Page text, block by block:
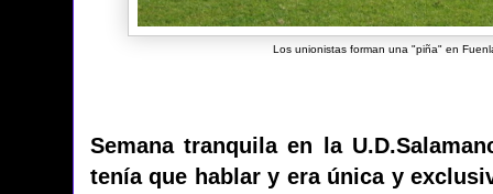
Los unionistas forman una "piña" en
Semana tranquila en la
tenía que hablar y era única y